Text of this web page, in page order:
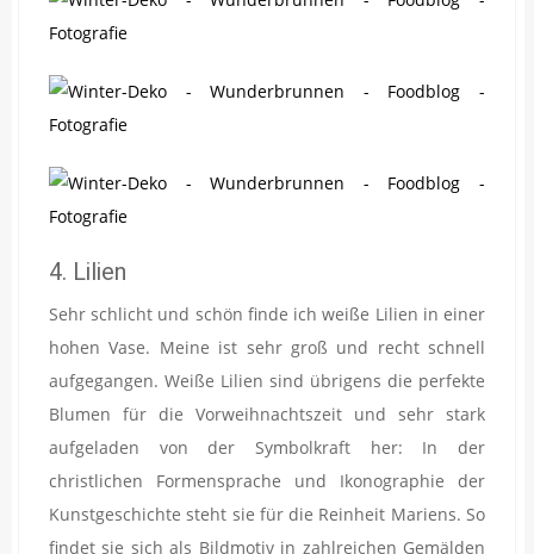
4. Lilien
Sehr schlicht und schön finde ich weiße Lilien in einer
hohen Vase. Meine ist sehr groß und recht schnell
aufgegangen. Weiße Lilien sind übrigens die perfekte
Blumen für die Vorweihnachtszeit und sehr stark
aufgeladen von der Symbolkraft her: In der
christlichen Formensprache und Ikonographie der
Kunstgeschichte steht sie für die Reinheit Mariens. So
findet sie sich als Bildmotiv in zahlreichen Gemälden